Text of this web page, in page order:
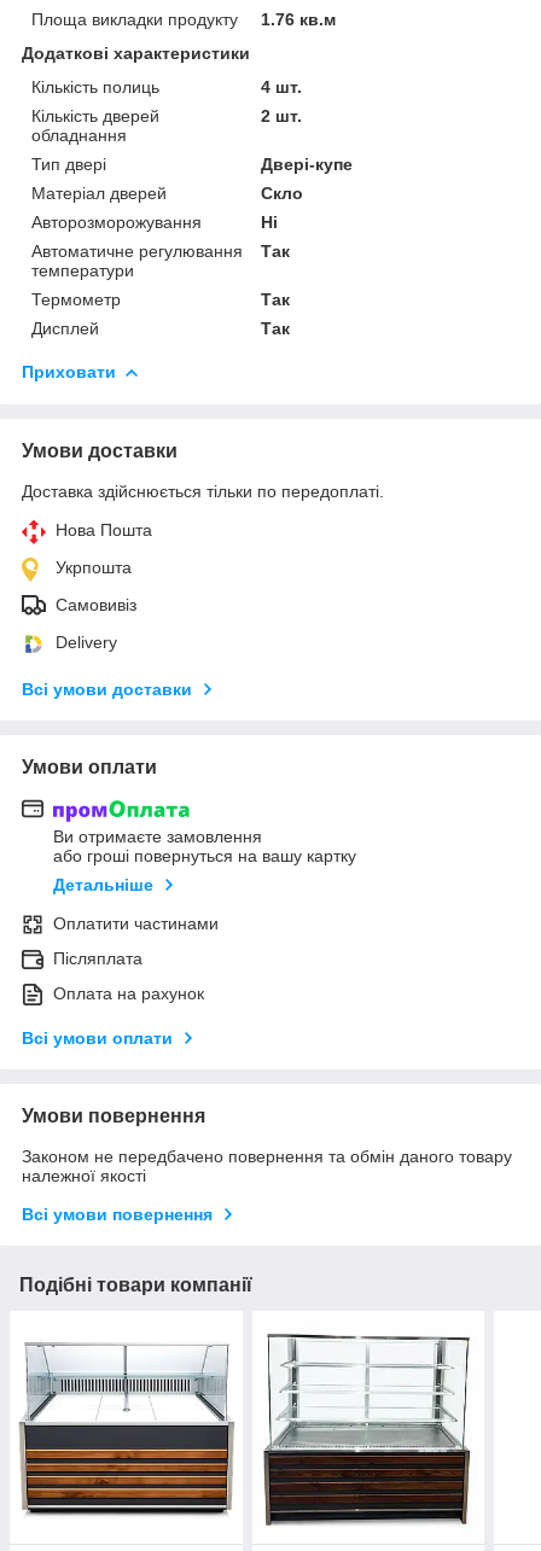
Площа викладки продукту
1.76 кв.м
Додаткові характеристики
Кількість полиць
4 шт.
Кількість дверей
обладнання
2 шт.
Тип двері
Двері-купе
Матеріал дверей
Скло
Авторозморожування
Ні
Автоматичне регулювання
температури
Так
Термометр
Так
Дисплей
Так
Приховати
Умови доставки
Доставка здійснюється тільки по передоплаті.
Нова Пошта
Укрпошта
Самовивіз
Delivery
Всі умови доставки
Умови оплати
Ви отримаєте замовлення
або гроші повернуться на вашу картку
Детальніше
Оплатити частинами
Післяплата
Оплата на рахунок
Всі умови оплати
Умови повернення
Законом не передбачено повернення та обмін даного товару
належної якості
Всі умови повернення
Подібні товари компанії